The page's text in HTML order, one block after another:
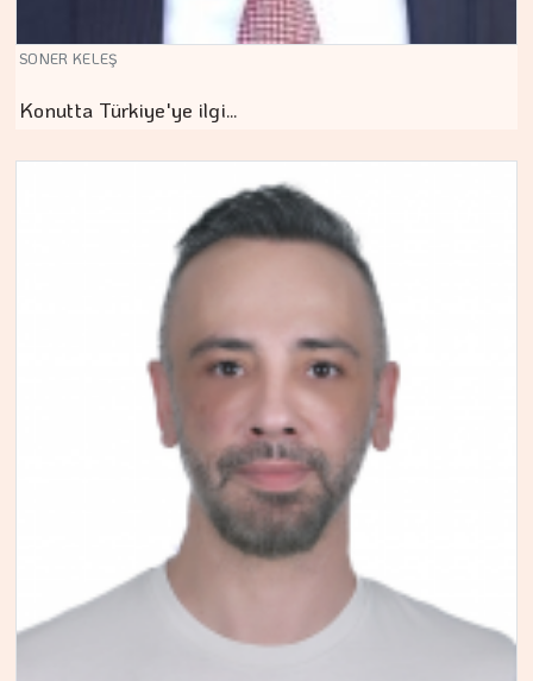
SONER KELEŞ
Konutta Türkiye'ye ilgi…